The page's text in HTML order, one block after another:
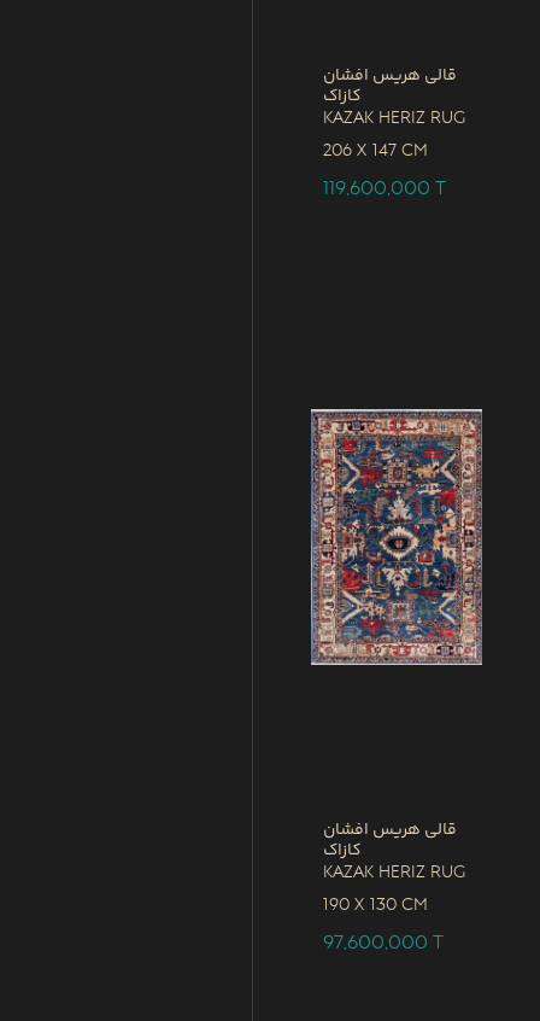
قالی هریس افشان
کازاک
Kazak Heriz Rug
206 x 147 CM
119,600,000T
قالی هریس افشان
کازاک
Kazak Heriz Rug
190 x 130 CM
97,600,000T